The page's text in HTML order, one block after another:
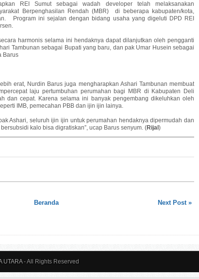
REI Sumut sebagai wadah developer telah melaksanakan
Berpenghasilan Rendah (MBR) di beberapa kabupaten/kota,
Program ini sejalan dengan bidang usaha yang digeluti DPD REI
harmonis selama ini hendaknya dapat dilanjutkan oleh pengganti
Tambunan sebagai Bupati yang baru, dan pak Umar Husein sebagai
Barus
erat, Nurdin Barus juga mengharapkan Ashari Tambunan membuat
laju pertumbuhan perumahan bagi MBR di Kabupaten Deli
dan cepat. Karena selama ini banyak pengembang dikeluhkan oleh
IMB, pemecahan PBB dan ijin ijin lainya.
Ashari, seluruh ijin ijin untuk perumahan hendaknya dipermudah dan
kalo bisa digratiskan”, ucap Barus senyum. (Rijal )
Next Post »
Beranda
UTARA- All Rights Reserved